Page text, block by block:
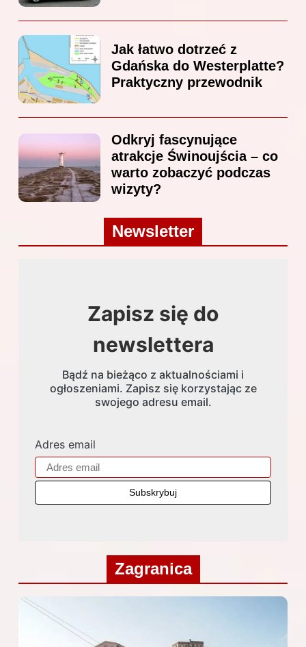
Jak łatwo dotrzeć z
Gdańska do Westerplatte?
Praktyczny przewodnik
Odkryj fascynujące
atrakcje Świnoujścia – co
warto zobaczyć podczas
wizyty?
Newsletter
Zapisz się do
newslettera
Bądź na bieżąco z aktualnościami i
ogłoszeniami. Zapisz się korzystając ze
swojego adresu email.
Adres email
Zagranica